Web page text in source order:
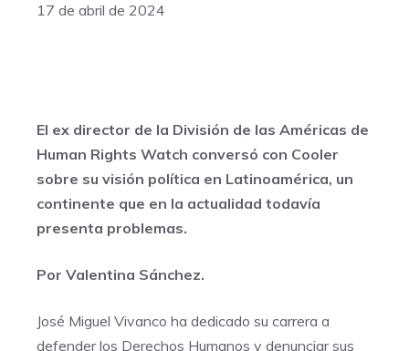
17 de abril de 2024
El ex director de la División de las Américas de
Human Rights Watch conversó con Cooler
sobre su visión política en Latinoamérica, un
continente que en la actualidad todavía
presenta problemas.
Por Valentina Sánchez.
José Miguel Vivanco ha dedicado su carrera a
defender los Derechos Humanos y denunciar sus